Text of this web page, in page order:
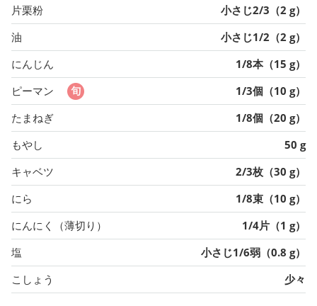
片栗粉
小さじ2/3（2 g）
油
小さじ1/2（2 g）
にんじん
1/8本（15 g）
ピーマン
1/3個（10 g）
たまねぎ
1/8個（20 g）
もやし
50 g
キャベツ
2/3枚（30 g）
にら
1/8束（10 g）
にんにく（薄切り）
1/4片（1 g）
塩
小さじ1/6弱（0.8 g）
こしょう
少々